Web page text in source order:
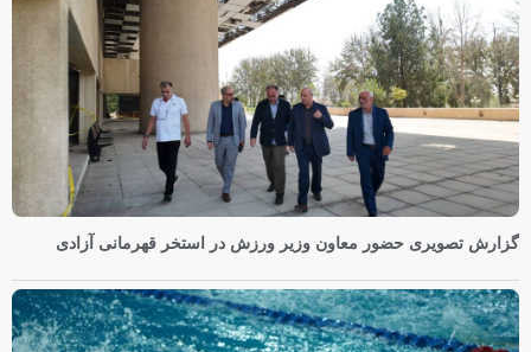
گزارش تصویری حضور معاون وزیر ورزش در استخر قهرمانی آزادی